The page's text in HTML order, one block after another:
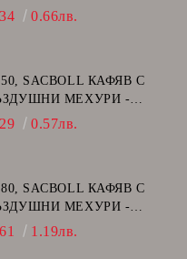
0.66лв.
SACBOLL КАФЯВ С
МЕХУРИ -
0.57лв.
SACBOLL КАФЯВ С
МЕХУРИ -
1.19лв.